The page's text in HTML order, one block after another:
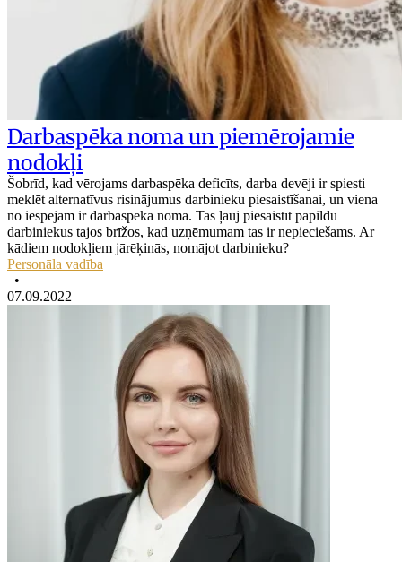
Darbaspēka noma un piemērojamie
nodokļi
Šobrīd, kad vērojams darbaspēka deficīts, darba devēji ir spiesti
meklēt alternatīvus risinājumus darbinieku piesaistīšanai, un viena
no iespējām ir darbaspēka noma. Tas ļauj piesaistīt papildu
darbiniekus tajos brīžos, kad uzņēmumam tas ir nepieciešams. Ar
kādiem nodokļiem jārēķinās, nomājot darbinieku?
Personāla vadība
•
07.09.2022